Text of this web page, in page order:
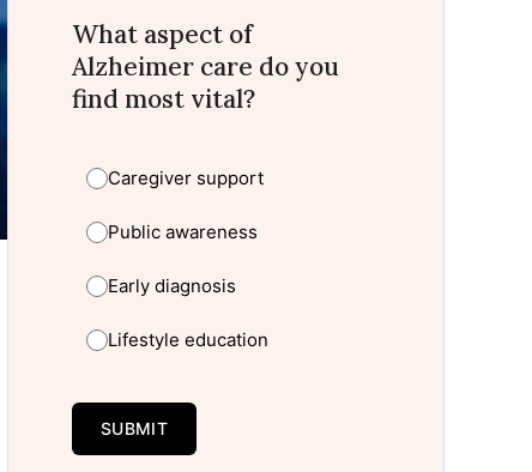
What aspect of
Alzheimer care do you
find most vital?
Caregiver support
Public awareness
Early diagnosis
Lifestyle education
SUBMIT